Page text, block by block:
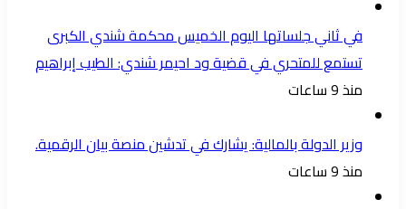
في ثاني جلساتها اليوم الخميس محكمة شندي الكبرى
تستمع للمتحري في قضية ود احيمر شندي: الطيب إبراهيم
منذ 9 ساعات
وزير الدولة بالمالية: يشارك في تدشين منصة بيان الرقمية.
منذ 9 ساعات